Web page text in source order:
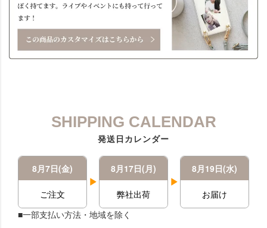
SHIPPING CALENDAR
発送日カレンダー